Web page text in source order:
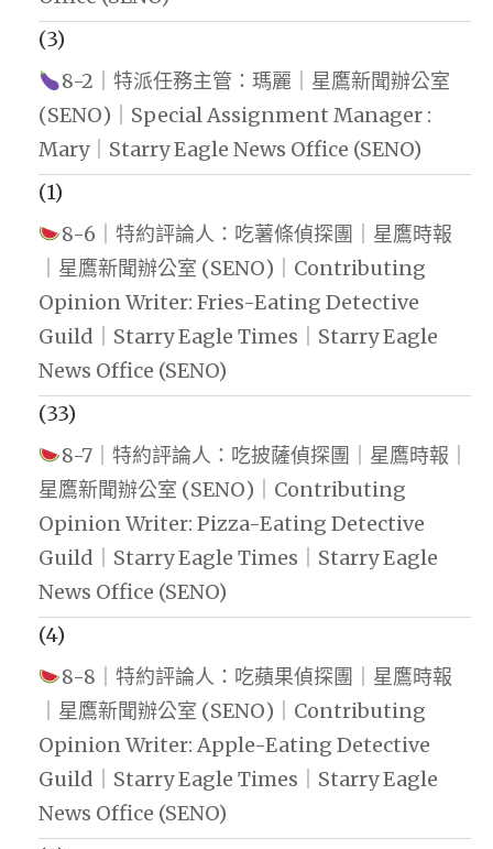
(3)
8-2｜特派任務主管：瑪麗｜星鷹新聞辦公室
(SENO)｜Special Assignment Manager :
Mary｜Starry Eagle News Office (SENO)
(1)
8-6｜特約評論人：吃薯條偵探團｜星鷹時報
｜星鷹新聞辦公室 (SENO)｜Contributing
Opinion Writer: Fries-Eating Detective
Guild｜Starry Eagle Times｜Starry Eagle
News Office (SENO)
(33)
8-7｜特約評論人：吃披薩偵探團｜星鷹時報｜
星鷹新聞辦公室 (SENO)｜Contributing
Opinion Writer: Pizza-Eating Detective
Guild｜Starry Eagle Times｜Starry Eagle
News Office (SENO)
(4)
8-8｜特約評論人：吃蘋果偵探團｜星鷹時報
｜星鷹新聞辦公室 (SENO)｜Contributing
Opinion Writer: Apple-Eating Detective
Guild｜Starry Eagle Times｜Starry Eagle
News Office (SENO)